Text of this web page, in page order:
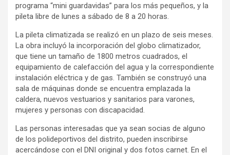
programa “mini guardavidas” para los más pequeños, y la
pileta libre de lunes a sábado de 8 a 20 horas.
La pileta climatizada se realizó en un plazo de seis meses.
La obra incluyó la incorporación del globo climatizador,
que tiene un tamaño de 1800 metros cuadrados, el
equipamiento de calefacción del agua y la correspondiente
instalación eléctrica y de gas. También se construyó una
sala de máquinas donde se encuentra emplazada la
caldera, nuevos vestuarios y sanitarios para varones,
mujeres y personas con discapacidad.
Las personas interesadas que ya sean socias de alguno
de los polideportivos del distrito, pueden inscribirse
acercándose con el DNI original y dos fotos carnet. En el